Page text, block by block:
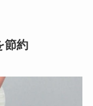
節約